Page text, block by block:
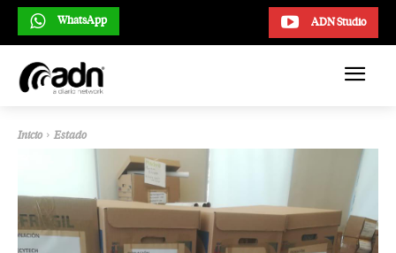
ADN Studio
WhatsApp
Inicio Estado